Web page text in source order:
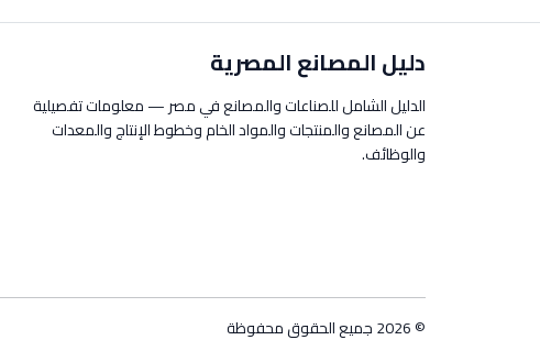
دليل المصانع المصرية
الدليل الشامل للصناعات والمصانع في مصر — معلومات تفصيلية
عن المصانع والمنتجات والمواد الخام وخطوط الإنتاج والمعدات
والوظائف.
© 2026 جميع الحقوق محفوظة